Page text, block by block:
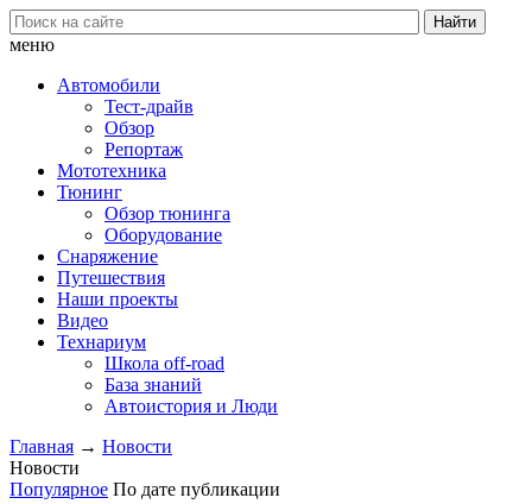
меню
Автомобили
Тест-драйв
Обзор
Репортаж
Мототехника
Тюнинг
Обзор тюнинга
Оборудование
Снаряжение
Путешествия
Наши проекты
Видео
Технариум
Школа off-road
База знаний
Автоистория и Люди
Главная → Новости
Новости
Популярное По дате публикации